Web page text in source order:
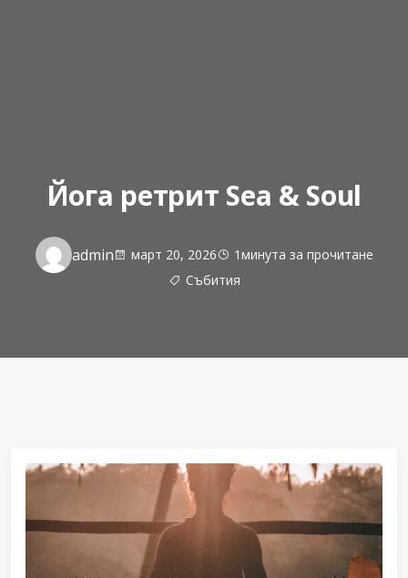
Йога ретрит Sea & Soul
admin март 20, 2026
1минута за прочитане
Събития